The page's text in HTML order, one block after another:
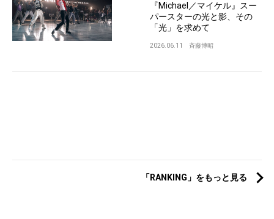
『Michael／マイケル』スー
パースターの光と影、その
「光」を求めて
2026.06.11 斉藤博昭
「RANKING」をもっと見る